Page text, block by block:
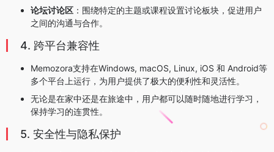
论坛讨论区 ：围绕特定的主题或课程设置讨论板块，促进用户
之间的沟通与合作。
4. 跨平台兼容性
Memozora支持在Windows, macOS, Linux, iOS 和 Android等
多个平台上运行，为用户提供了极大的便利性和灵活性。
无论是在家中还是在旅途中，用户都可以随时随地进行学习，
保持学习的连贯性。
5. 安全性与隐私保护